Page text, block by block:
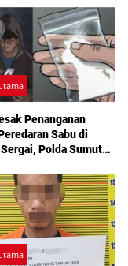
Penanganan
Sabu di
Polda Sumut